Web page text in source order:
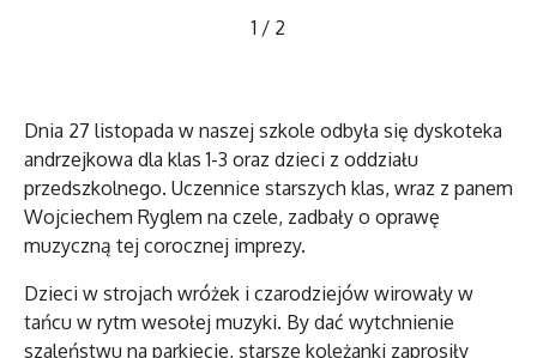
1 / 2
Dnia 27 listopada w naszej szkole odbyła się dyskoteka
andrzejkowa dla klas 1-3 oraz dzieci z oddziału
przedszkolnego. Uczennice starszych klas, wraz z panem
Wojciechem Ryglem na czele, zadbały o oprawę
muzyczną tej corocznej imprezy.
Dzieci w strojach wróżek i czarodziejów wirowały w
tańcu w rytm wesołej muzyki. By dać wytchnienie
szaleństwu na parkiecie, starsze koleżanki zaprosiły